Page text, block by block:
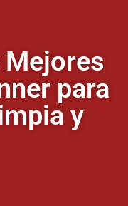
para
y